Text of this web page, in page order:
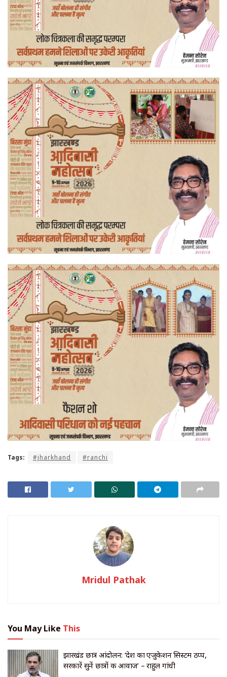
Tags: #jharkhand #ranchi
Mridul Pathak
You May Like This
झारखंड छात्र आंदोलन: ‘देश का एजुकेशन सिस्टम ठप्प,
सरकारें सुनें छात्रों की आवाज’ – राहुल गांधी